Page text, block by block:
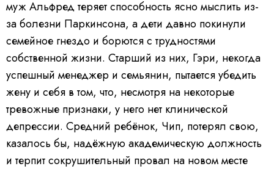
муж Альфред теряет способность ясно мыслить из-
за болезни Паркинсона, а дети давно покинули
семейное гнездо и борются с трудностями
собственной жизни. Старший из них, Гэри, некогда
успешный менеджер и семьянин, пытается убедить
жену и себя в том, что, несмотря на некоторые
тревожные признаки, у него нет клинической
депрессии. Средний ребёнок, Чип, потерял свою,
казалось бы, надёжную академическую должность
и терпит сокрушительный провал на новом месте